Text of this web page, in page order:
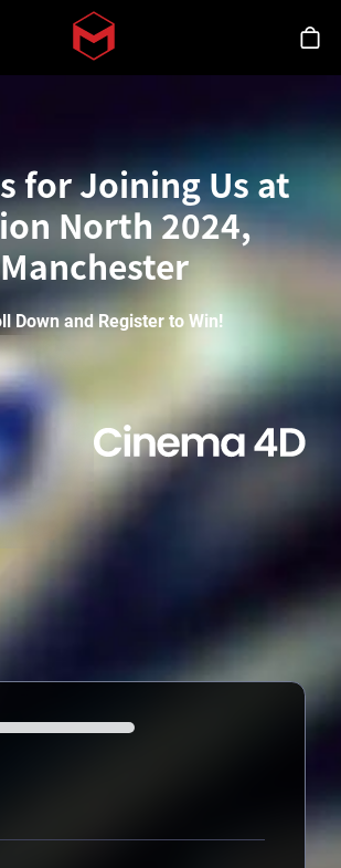
Skip to main content
シ
for Joining Us at
North 2024,
Manchester
Down and Register to Win!